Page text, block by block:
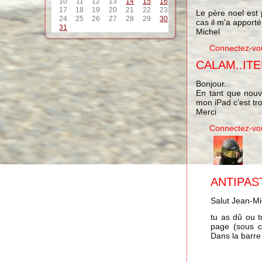
17
18 19 20 21 22
23
24
25 26 27 28 29
30
31
Le père noel est
cas il m'a
Michel
Connectez-
Bonjour.
En tant que
mon iPad c’est
Merci
Connectez-
Salut Jean-
tu as dû ou
page (sous
Dans la